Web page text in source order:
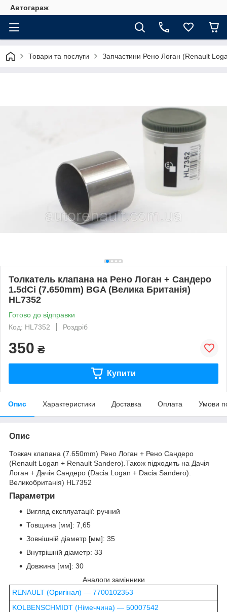
Автогараж
Товари та послуги Запчастини Рено Логан (Renault
Толкатель клапана на Рено Логан + Сандеро
1.5dCi (7.650mm) BGA (Велика Британія)
HL7352
Готово до відправки
Код: HL7352
Роздріб
350 ₴
Купити
Опис Характеристики Доставка Оплата Умови
Опис
Товкач клапана (7.650mm) Рено Логан + Рено Сандеро
(Renault Logan + Renault Sandero).Також підходить на Дачія
Логан + Дачія Сандеро (Dacia Logan + Dacia Sandero).
Великобританія) HL7352
Параметри
Вигляд експлуатації: ручний
Товщина [мм]: 7,65
Зовнішній діаметр [мм]: 35
Внутрішній діаметр: 33
Довжина [мм]: 30
Аналоги замінники
RENAULT (Оригінал) ― 7700102353
KOLBENSCHMIDT (Німеччина) ― 50007542